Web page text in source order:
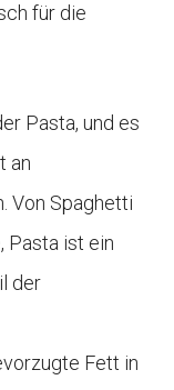
für die
Pasta, und es
an
Von Spaghetti
Pasta ist ein
der
Fett in